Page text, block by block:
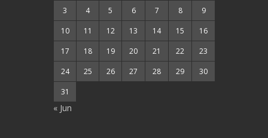
3
4 5 6 7 8
9
10
11 12 13 14 15
16
17
18 19 20 21 22
23
24
25 26 27 28 29
30
31
« Jun